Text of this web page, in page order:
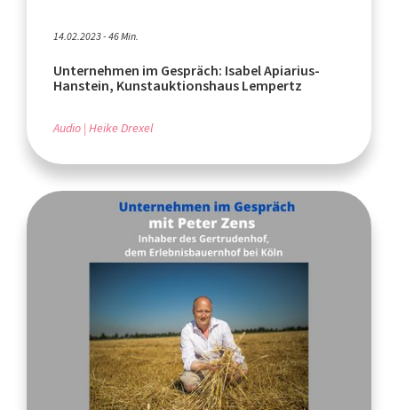
14.02.2023 - 46 Min.
Unternehmen im Gespräch: Isabel Apiarius-
Hanstein, Kunstauktionshaus Lempertz
Audio Heike Drexel